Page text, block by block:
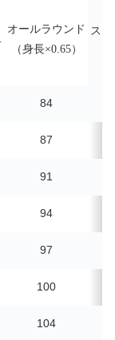
ス
オールラウンド
（身長×0.65）
84
87
91
94
97
100
104